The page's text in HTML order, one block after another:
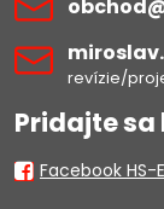
revízie/
Pridajte sa
Facebook HS-